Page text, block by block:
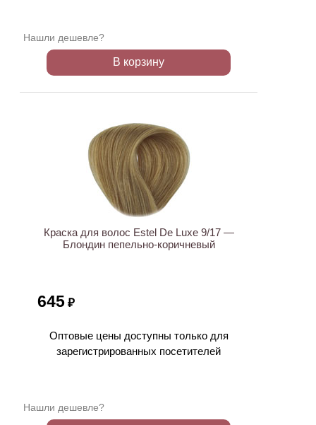
Нашли дешевле?
В корзину
Краска для волос Estel De Luxe 9/17 —
Блондин пепельно-коричневый
645 ₽
Оптовые цены доступны только для
зарегистрированных посетителей
Нашли дешевле?